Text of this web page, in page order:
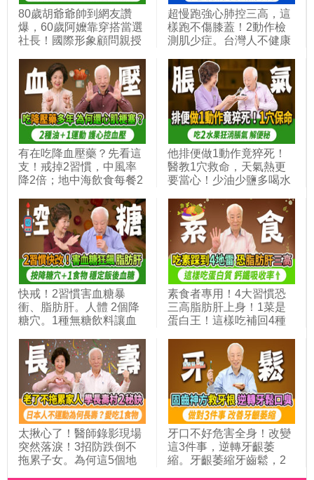
80歲胡爺爺帥到網友讚
爆，60歲阿嬤靠穿搭當選
社長！國際形象顧問親授
避開這3件事，讓你顯老
又窮酸！1招教你分辨冷
暖膚色｜胡乃文開講 ft. 形
象顧問 Lavi_347
超慢跑強心肺控三高，這
樣跑不傷膝蓋！2動作檢
測肌少症。台灣人不健康
運動防跌倒，熟齡運動要
避免1錯誤。等長收縮降
血壓秘訣，避免失能臥床
｜徐棟英｜胡乃文開講
Dr.HU_314
有在吃降血壓藥？先看這
支！戒掉2習慣，中風率
降2倍；地中海飲食每餐2
機率剩1成；每天1手部運
動穩定血壓又護心，逆轉
一輩子吃藥的命運｜胡乃
文開講Dr.HU_338
他排便做1動作竟猝死！
醫教1穴救命，天氣熱更
要當心！少油少鹽多喝水
了。她脹氣吃益生菌更嚴
重！2水果＋1零食是腸道
通樂，超市都有賣。看中
醫治標又治本｜胡乃文開
講Dr.HU_353
快戒！2習慣害血糖暴
衝、脂肪肝。人體 2個降
糖穴。1種無糖飲料讓血
糖。這3水果血糖高的人
也可以吃。它補腎護血管
降三高。名廚用1菜湯，
穩血糖近50年｜胡乃文開
講Dr.HU_329
素食者專用！4大習慣恐
三高脂肪肝上身！1菜是
蛋白王！這樣吃補回4種
高2倍，6物補鈣強腎氣。
貧血補鐵+加1營養素，吸
收率大翻倍！這1種素恐
吃出虛弱體質｜胡乃文開
講Dr.HU_317
太揪心了！醫師錄影現場
突然落淚！3招防跌倒不
拖累子女。為何這5個地
牙口不好危害全身！改變
這3件事，逆轉牙齦萎
縮。牙齦萎縮牙齒鬆，2